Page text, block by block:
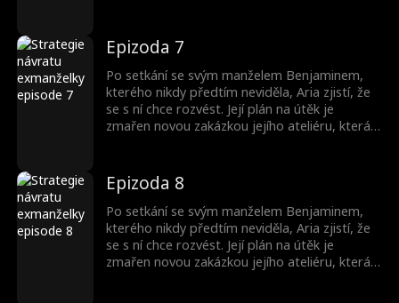
pracovat kvůli penězům. Během této doby se
Benjamin zamiluje do své designérky Arie,
zatímco ona k němu také začne něco cítit...
Epizoda 7
Po setkání se svým manželem Benjaminem,
kterého nikdy předtím neviděla, Aria zjistí, že
se s ní chce rozvést. Její plán na útěk je
zmařen novou zakázkou jejího ateliéru, která
pracovat kvůli penězům. Během této doby se
Benjamin zamiluje do své designérky Arie,
zatímco ona k němu také začne něco cítit...
Epizoda 8
Po setkání se svým manželem Benjaminem,
kterého nikdy předtím neviděla, Aria zjistí, že
se s ní chce rozvést. Její plán na útěk je
zmařen novou zakázkou jejího ateliéru, která